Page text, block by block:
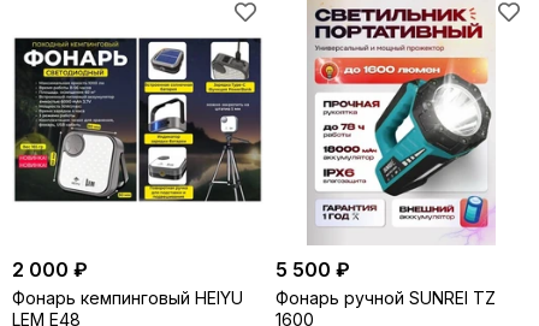
2 000 ₽
Фонарь кемпинговый HEIYU
LEM E48
5 500 ₽
Фонарь ручной SUNREI TZ
1600